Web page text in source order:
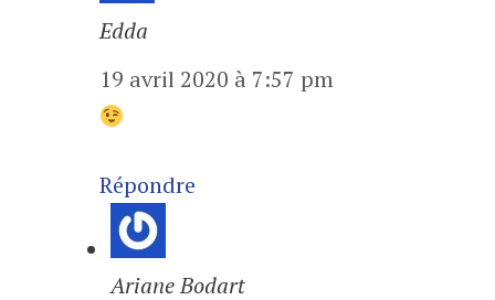
Edda
19 avril 2020 à 7:57 pm
Répondre
Ariane Bodart